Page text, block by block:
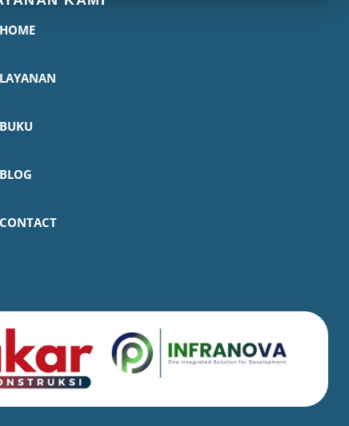
HOME
LAYANAN
BUKU
BLOG
CONTACT